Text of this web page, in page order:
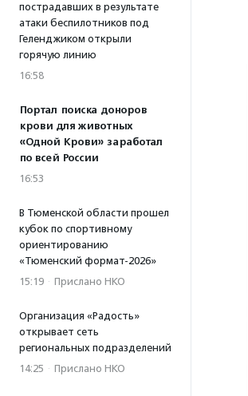
пострадавших в результате
атаки беспилотников под
Геленджиком открыли
горячую линию
16:58
Портал поиска доноров
крови для животных
«Одной Крови» заработал
по всей России
16:53
В Тюменской области прошел
кубок по спортивному
ориентированию
«Тюменский формат-2026»
15:19 · Прислано НКО
Организация «Радость»
открывает сеть
региональных подразделений
14:25 · Прислано НКО